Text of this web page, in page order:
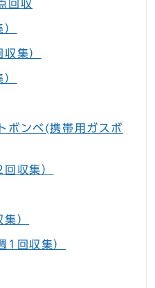
回収
集）
ボンベ(携帯用ガスボ
収集）
）
1回収集）